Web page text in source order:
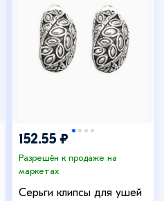
152.55 ₽
Разрешён к продаже на
маркетах
Серьги клипсы для ушей